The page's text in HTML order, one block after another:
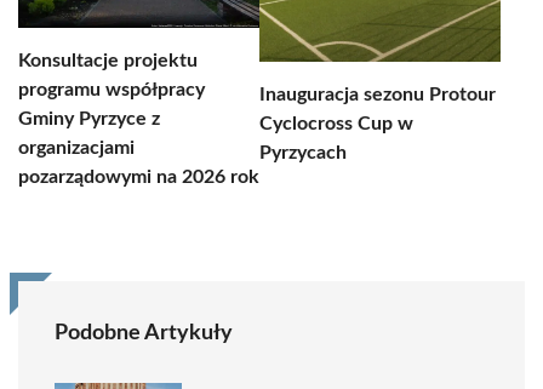
Konsultacje projektu
programu współpracy
Gminy Pyrzyce z
organizacjami
pozarządowymi na 2026 rok
Inauguracja sezonu Protour
Cyclocross Cup w
Pyrzycach
Podobne Artykuły